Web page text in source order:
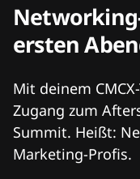
ersten
Mit deinem
Zugang zum
Summit. Heißt:
Marketing-Profis.